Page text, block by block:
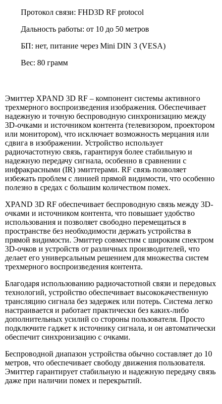
Протокол связи: FHD3D RF protocol
Дальность работы: от 10 до 50 метров
БП: нет, питание через Mini DIN 3 (VESA)
Вес: 80 грамм
Эмиттер XPAND 3D RF – компонент системы активного
трехмерного воспроизведения изображения. Обеспечивает
надежную и точную беспроводную синхронизацию между
3D-очками и источником контента (телевизором, проектором
или монитором), что исключает возможность мерцания или
сдвига в изображении. Устройство использует
радиочастотную связь, гарантируя более стабильную и
надежную передачу сигнала, особенно в сравнении с
инфракрасными (IR) эмиттерами. RF связь позволяет
избежать проблем с линией прямой видимости, что особенно
полезно в средах с большим количеством помех.
XPAND 3D RF обеспечивает беспроводную связь между 3D-
очками и источником контента, что повышает удобство
использования и позволяет свободно перемещаться в
пространстве без необходимости держать устройства в
прямой видимости. Эмиттер совместим с широким спектром
3D-очков и устройств от различных производителей, что
делает его универсальным решением для множества систем
трехмерного воспроизведения контента.
Благодаря использованию радиочастотной связи и передовых
технологий, устройство обеспечивает высококачественную
трансляцию сигнала без задержек или потерь. Система легко
настраивается и работает практически без каких-либо
дополнительных усилий со стороны пользователя. Просто
подключите гаджет к источнику сигнала, и он автоматически
обеспечит синхронизацию с очками.
Беспроводной диапазон устройства обычно составляет до 10
метров, что обеспечивает свободу движения пользователя.
Эмиттер гарантирует стабильную и надежную передачу связь
даже при наличии помех и перекрытий.